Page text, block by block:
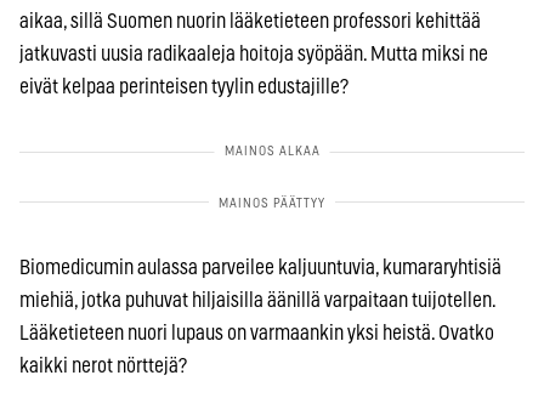
aikaa, sillä Suomen nuorin lääketieteen professori kehittää
jatkuvasti uusia radikaaleja hoitoja syöpään. Mutta miksi ne
eivät kelpaa perinteisen tyylin edustajille?
Biomedicumin aulassa parveilee kaljuuntuvia, kumararyhtisiä
miehiä, jotka puhuvat hiljaisilla äänillä varpaitaan tuijotellen.
Lääketieteen nuori lupaus on varmaankin yksi heistä. Ovatko
kaikki nerot nörttejä?